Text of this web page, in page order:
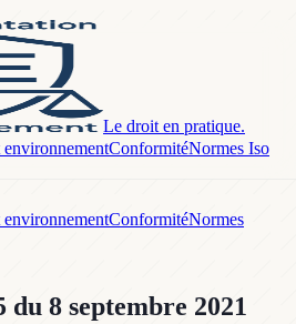
Le droit en pratique.
ConformitéNormes Iso
ConformitéNormes
du 8 septembre 2021